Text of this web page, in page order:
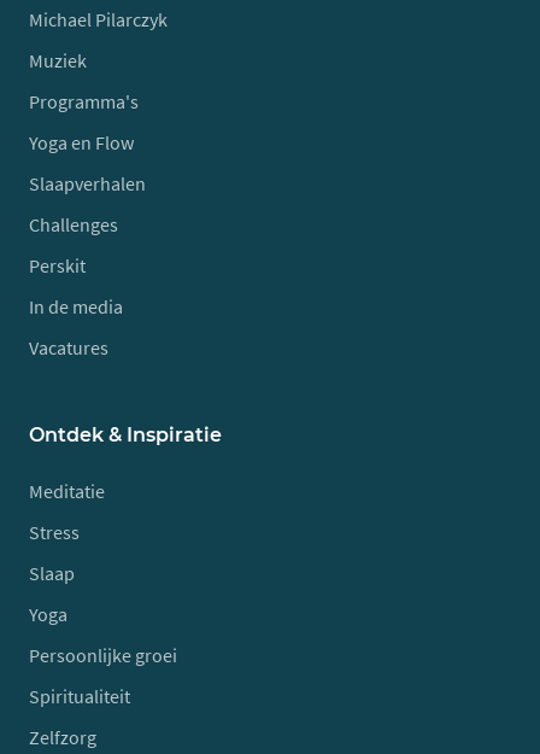
Michael Pilarczyk
Muziek
Programma's
Yoga en Flow
Slaapverhalen
Challenges
Perskit
In de media
Vacatures
Ontdek & Inspiratie
Meditatie
Stress
Slaap
Yoga
Persoonlijke groei
Spiritualiteit
Zelfzorg